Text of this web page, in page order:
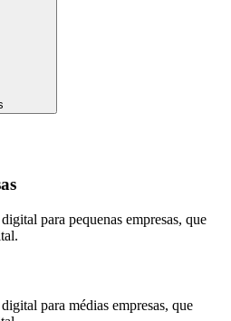
para pequenas empresas, que
para médias empresas, que